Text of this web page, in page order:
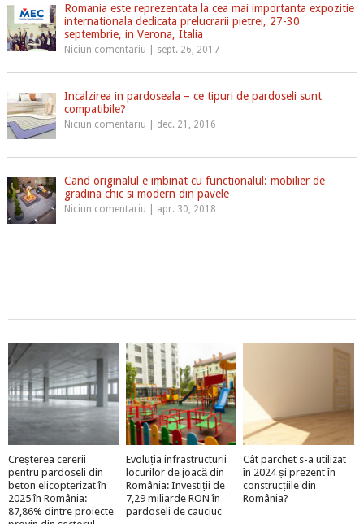
Romania este reprezentata la cea mai importanta expozitie
internationala dedicata prelucrarii pietrei, 27-30
septembrie, in Verona, Italia
Niciun comentariu sept. 26, 2017
Incalzirea in pardoseala – ce tipuri de pardoseli sunt
compatibile?
Niciun comentariu dec. 21, 2016
Cand originalul e imbinat cu functionalul: mobilier de
gradina chic si modern din pavele
Niciun comentariu apr. 30, 2018
Creșterea cererii
pentru pardoseli din
beton elicopterizat în
2025 în România:
87,86% dintre proiecte
Evoluția infrastructurii
locurilor de joacă din
România: Investiții de
7,29 miliarde RON în
pardoseli de cauciuc
Cât parchet s-a utilizat
în 2024 și prezent în
construcțiile din
România?